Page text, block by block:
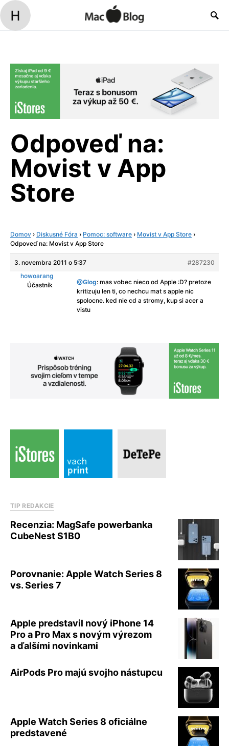
Odpoveď na:
Movist v App
Store
Domov › Diskusné Fóra › Pomoc: software › Movist v App Store ›
Odpoveď na: Movist v App Store
3. novembra 2011 o 5:37
#287230
howoarang
Účastník
@Glog: mas vobec nieco od Apple :D? pretoze
kritizuju len ti, co nechcu mat s apple nic
spolocne. ked nie cd a stromy, kup si acer a
vistu
TIP REDAKCIE
Recenzia: MagSafe powerbanka
CubeNest S1B0
Porovnanie: Apple Watch Series 8
vs. Series 7
Apple predstavil nový iPhone 14
Pro a Pro Max s novým výrezom
a ďalšími novinkami
AirPods Pro majú svojho nástupcu
Apple Watch Series 8 oficiálne
predstavené